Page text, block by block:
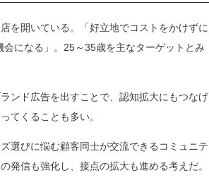
を開いている。「好立地でコストをかけずに
になる」。25～35歳を主なターゲットとみ
ンド広告を出すことで、認知拡大にもつなげ
てくることも多い。
選びに悩む顧客同士が交流できるコミュニテ
発信も強化し、接点の拡大も進める考えだ。